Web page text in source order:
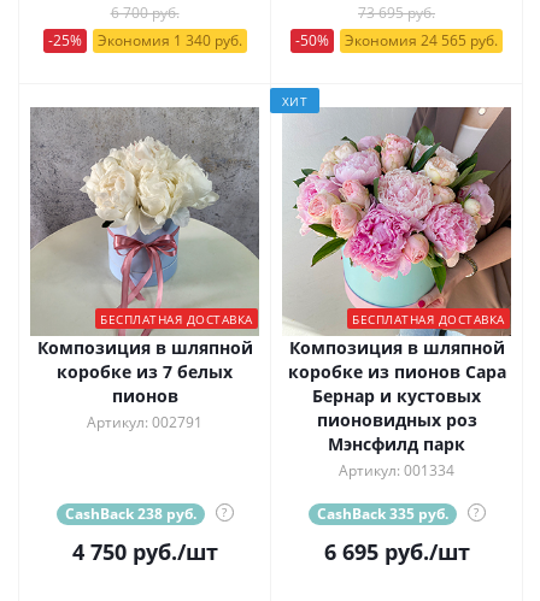
6 700 руб.
-25%
Экономия 1 340 руб.
73 695 руб.
-50%
Экономия 24 565 руб.
БЕСПЛАТНАЯ ДОСТАВКА
Композиция в шляпной
коробке из 7 белых
пионов
Артикул: 002791
CashBack 238 руб. ?
4 750руб./шт
ХИТ
БЕСПЛАТНАЯ ДОСТАВКА
Композиция в шляпной
коробке из пионов Сара
Бернар и кустовых
пионовидных роз
Мэнсфилд парк
Артикул: 001334
CashBack 335 руб. ?
6 695руб./шт